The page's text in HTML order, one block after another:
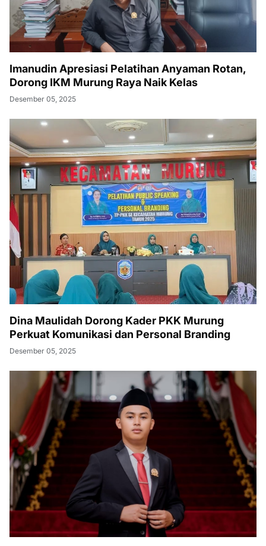
Imanudin Apresiasi Pelatihan Anyaman Rotan,
Dorong IKM Murung Raya Naik Kelas
Desember 05, 2025
Dina Maulidah Dorong Kader PKK Murung
Perkuat Komunikasi dan Personal Branding
Desember 05, 2025